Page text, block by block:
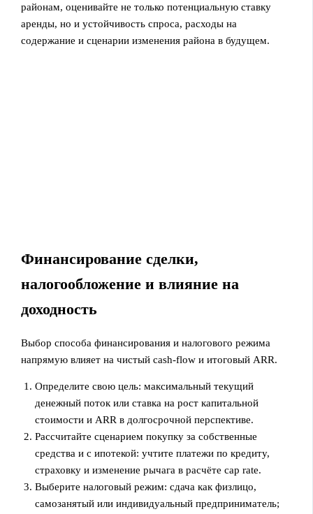
районам, оценивайте не только потенциальную ставку
аренды, но и устойчивость спроса, расходы на
содержание и сценарии изменения района в будущем.
Финансирование сделки,
налогообложение и влияние на
доходность
Выбор способа финансирования и налогового режима
напрямую влияет на чистый cash‑flow и итоговый ARR.
Определите свою цель: максимальный текущий
денежный поток или ставка на рост капитальной
стоимости и ARR в долгосрочной перспективе.
Рассчитайте сценарием покупку за собственные
средства и с ипотекой: учтите платежи по кредиту,
страховку и изменение рычага в расчёте cap rate.
Выберите налоговый режим: сдача как физлицо,
самозанятый или индивидуальный предприниматель;